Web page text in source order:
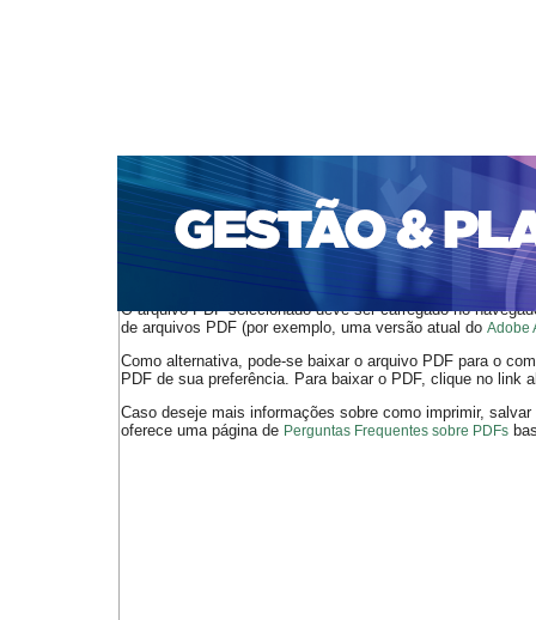
CAPA SOBRE ACESSO CADASTRO
PORTAL DE REVISTAS DA UNIFACS
SUBMISSÕES
PARA SUBMISSÃO DE ARTIGOS
TUTORIAL PARA
Capa v. 22, jan./dez. 2021>
O arquivo PDF selecionado deve ser carregado no
de arquivos PDF (por exemplo, uma versão atual do Adobe
Como alternativa, pode-se baixar o arquivo PDF para o
PDF de sua preferência. Para baixar o PDF, clique no link
Caso deseje mais informações sobre como imprimir,
oferece uma página de Perguntas Frequentes sobre PDFs